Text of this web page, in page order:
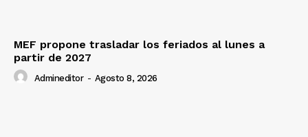
MEF propone trasladar los feriados al lunes a
partir de 2027
Admineditor - Agosto 8, 2026